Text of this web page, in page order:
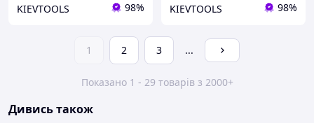
KIEVTOOLS 98% KIEVTOOLS 98%
1 2 3 ...
Показано 1 - 29 товарів з 2000+
Дивись також